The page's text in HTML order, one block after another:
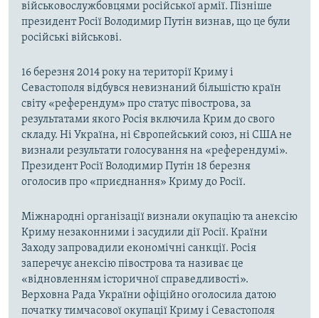
військовослужбовцями російської армії. Пізніше
президент Росії Володимир Путін визнав, що це були
російські військові.
16 березня 2014 року на території Криму і
Севастополя відбувся невизнаний більшістю країн
світу «референдум» про статус півострова, за
результатами якого Росія включила Крим до свого
складу. Ні Україна, ні Європейський союз, ні США не
визнали результати голосування на «референдумі».
Президент Росії Володимир Путін 18 березня
оголосив про «приєднання» Криму до Росії.
Міжнародні організації визнали окупацію та анексію
Криму незаконними і засудили дії Росії. Країни
Заходу запровадили економічні санкції. Росія
заперечує анексію півострова та називає це
«відновленням історичної справедливості».
Верховна Рада України офіційно оголосила датою
початку тимчасової окупації Криму і Севастополя